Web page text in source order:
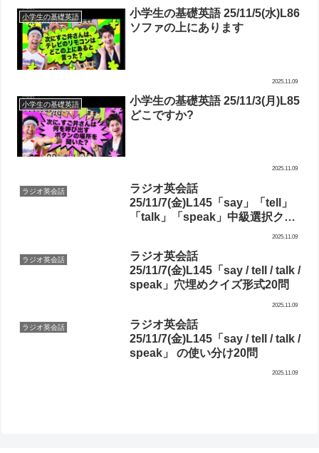
小学生の基礎英語
小学生の基礎英語 25/11/5(水)L86
ソファの上にあります
2025.11.09
小学生の基礎英語
小学生の基礎英語 25/11/3(月)L85
どこですか?
2025.11.09
ラジオ英会話
ラジオ英会話
25/11/7(金)L145「say」「tell」
「talk」「speak」中級選択クイ
2025.11.09
ラジオ英会話
ラジオ英会話
25/11/7(金)L145「say / tell / talk /
speak」穴埋めクイズ形式20問
2025.11.09
ラジオ英会話
ラジオ英会話
25/11/7(金)L145「say / tell / talk /
speak」 の使い分け20問
2025.11.09